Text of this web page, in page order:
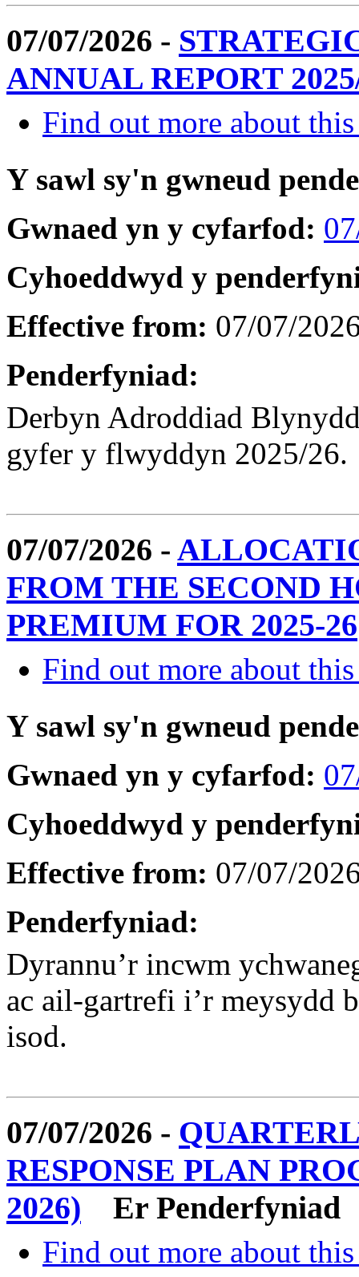
07/07/2026 -
ANNUAL REPORT
Find out more about
Y sawl sy'n gwneud
Gwnaed yn y cyfarfod:
Cyhoeddwyd y
Effective from: 07/07/
Penderfyniad:
Derbyn Adroddiad
gyfer y flwyddyn 2025/26.
07/07/2026 -
FROM THE SECOND
PREMIUM FOR 2025-26
Find out more about
Y sawl sy'n gwneud
Gwnaed yn y cyfarfod:
Cyhoeddwyd y
Effective from: 07/07/
Penderfyniad:
Dyrannu’r incwm
ac ail-gartrefi i’r meysydd
isod.
07/07/2026 -
RESPONSE PLAN
2026)
Er Penderfyniad
Find out more about